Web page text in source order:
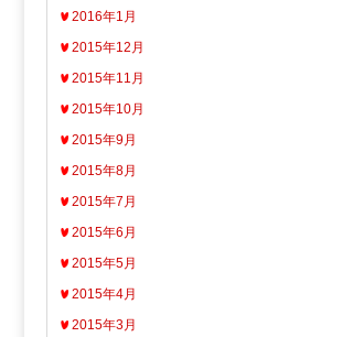
2016年1月
2015年12月
2015年11月
2015年10月
2015年9月
2015年8月
2015年7月
2015年6月
2015年5月
2015年4月
2015年3月